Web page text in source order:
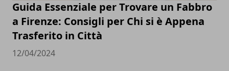
Guida Essenziale per Trovare un Fabbro
a Firenze: Consigli per Chi si è Appena
Trasferito in Città
12/04/2024